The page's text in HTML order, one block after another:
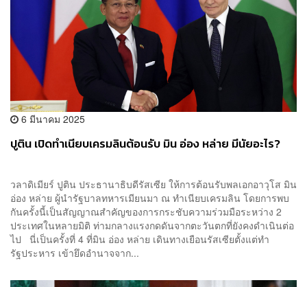
6 มีนาคม 2025
ปูติน เปิดทำเนียบเครมลินต้อนรับ มิน อ่อง หล่าย มีนัยอะไร?
วลาดิเมียร์ ปูติน ประธานาธิบดีรัสเซีย ให้การต้อนรับพลเอกอาวุโส มิน
อ่อง หล่าย ผู้นำรัฐบาลทหารเมียนมา ณ ทำเนียบเครมลิน โดยการพบ
กันครั้งนี้เป็นสัญญาณสำคัญของการกระชับความร่วมมือระหว่าง 2
ประเทศในหลายมิติ ท่ามกลางแรงกดดันจากตะวันตกที่ยังคงดำเนินต่อ
ไป นี่เป็นครั้งที่ 4 ที่มิน อ่อง หล่าย เดินทางเยือนรัสเซียตั้งแต่ทำ
รัฐประหาร เข้ายึดอำนาจจาก...